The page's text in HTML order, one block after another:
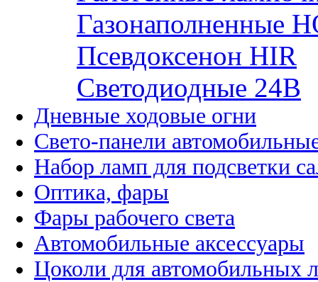
Газонаполненные
Псевдоксенон HIR
Cветодиодные 24B
Дневные ходовые огни
Свето-панели
Набор ламп для подсветки
Оптика, фары
Фары рабочего света
Автомобильные аксессуары
Цоколи для автомобильных